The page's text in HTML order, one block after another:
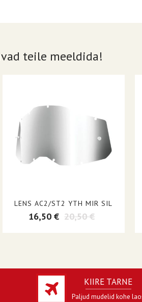
teile meeldida!
LENS AC2/ST2 YTH MIR SIL
16,50 € 20,50 €
KIIRE TARNE
Paljud mudelid kohe